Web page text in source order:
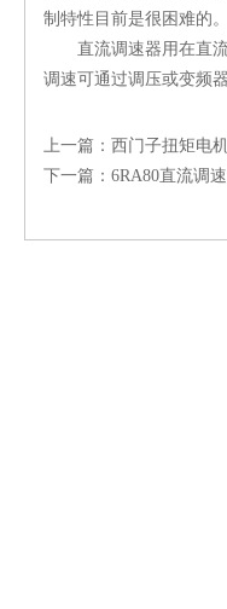
制特性目前是很困难的
直流调速器用在直流
调速可通过调压或变频
上一篇： 西门子扭矩电
下一篇： 6RA80直流调